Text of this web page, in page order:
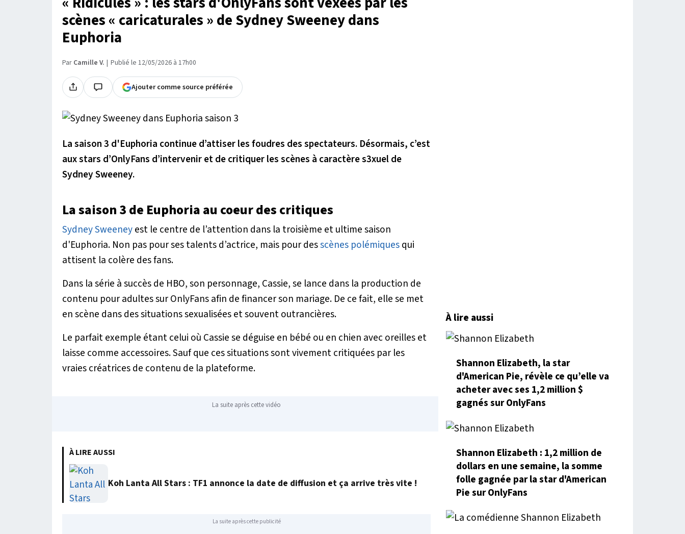
scènes « caricaturales » de Sydney Sweeney dans
Euphoria
Par Camille V. Publié le 12/05/2026 à 17h00
Ajouter comme source préférée
La saison 3 d'Euphoria continue d’attiser les foudres des spectateurs. Désormais, c’est
aux stars d’OnlyFans d’intervenir et de critiquer les scènes à caractère s3xuel de
Sydney Sweeney.
La saison 3 de Euphoria au coeur des critiques
Sydney Sweeneyest le centre de l’attention dans la troisième et ultime saison
d'Euphoria. Non pas pour ses talents d’actrice, mais pour desscènes polémiquesqui
attisent la colère des fans.
Dans la série à succès de HBO, son personnage, Cassie, se lance dans la production de
contenu pour adultes sur OnlyFans afin de financer son mariage. De ce fait, elle se met
en scène dans des situations sexualisées et souvent outrancières.
Le parfait exemple étant celui où Cassie se déguise en bébé ou en chien avec oreilles et
laisse comme accessoires. Sauf que ces situations sont vivement critiquées par les
vraies créatrices de contenu de la plateforme.
La suite après cette vidéo
À LIRE AUSSI
Koh Lanta All Stars : TF1 annonce la date de diffusion et ça arrive très vite !
La suite après cette publicité
À lire aussi
Shannon Elizabeth, la star
d'American Pie, révèle ce qu’elle va
acheter avec ses 1,2 million $
gagnés sur OnlyFans
Shannon Elizabeth : 1,2 million de
dollars en une semaine, la somme
folle gagnée par la star d'American
Pie sur OnlyFans